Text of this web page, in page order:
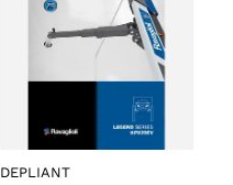
DEPLIANT